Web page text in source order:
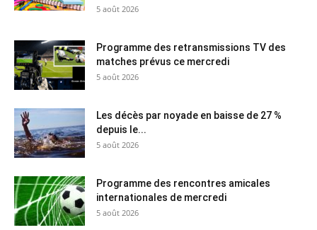
5 août 2026
Programme des retransmissions TV des
matches prévus ce mercredi
5 août 2026
Les décès par noyade en baisse de 27 %
depuis le...
5 août 2026
Programme des rencontres amicales
internationales de mercredi
5 août 2026